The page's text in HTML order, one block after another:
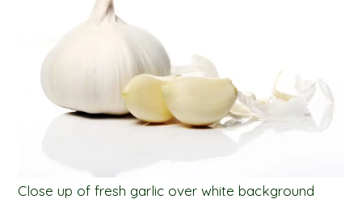
Close up of fresh garlic over white background